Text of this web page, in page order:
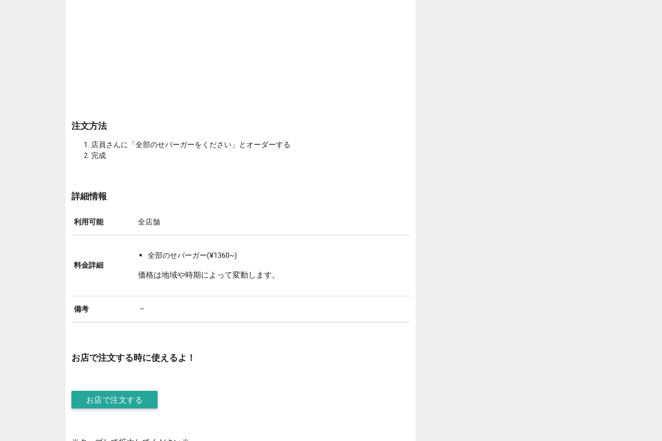
注文方法
店員さんに「全部のせバーガーをください」とオーダーする
完成
詳細情報
利用可能 全店舗
料金詳細
全部のせバーガー(¥1360~)
価格は地域や時期によって変動します。
備考 –
お店で注文する時に使えるよ！
お店で注文する